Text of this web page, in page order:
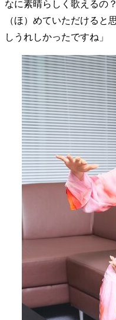
社会・カルチャー・マネー
地域とつながる/お金との付
なに素晴らしく歌えるの
（ほ）めていただけると
しうれしかったですね」